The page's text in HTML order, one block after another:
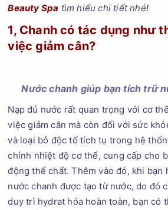
Beauty Spa tìm hiểu chi tiết nhé!
1, Chanh có tác dụng như
việc giảm cân?
Nước chanh giúp bạn tích trữ
Nạp đủ nước rất quan trọng với cơ
việc giảm cân mà còn đối với sức
và loại bỏ độc tố tích tụ trong hệ
chỉnh nhiệt độ cơ thể, cung cấp cho
động thể chất. Thêm vào đó, khi bạn
nước chanh được tạo từ nước, do đó
duy trì hydrat hóa hoàn toàn, bạn có